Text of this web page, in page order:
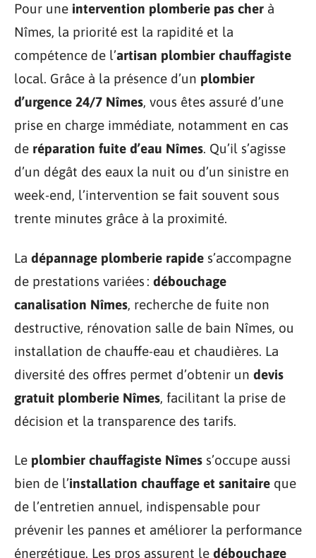
Pour une intervention plomberie pas cher à
Nîmes, la priorité est la rapidité et la
compétence de l’artisan plombier chauffagiste
local. Grâce à la présence d’un plombier
d’urgence 24/7 Nîmes, vous êtes assuré d’une
prise en charge immédiate, notamment en cas
de réparation fuite d’eau Nîmes. Qu’il s’agisse
d’un dégât des eaux la nuit ou d’un sinistre en
week-end, l’intervention se fait souvent sous
trente minutes grâce à la proximité.
La dépannage plomberie rapide s’accompagne
de prestations variées : débouchage
canalisation Nîmes, recherche de fuite non
destructive, rénovation salle de bain Nîmes, ou
installation de chauffe-eau et chaudières. La
diversité des offres permet d’obtenir un devis
gratuit plomberie Nîmes, facilitant la prise de
décision et la transparence des tarifs.
Le plombier chauffagiste Nîmes s’occupe aussi
bien de l’installation chauffage et sanitaire que
de l’entretien annuel, indispensable pour
prévenir les pannes et améliorer la performance
énergétique. Les pros assurent le débouchage